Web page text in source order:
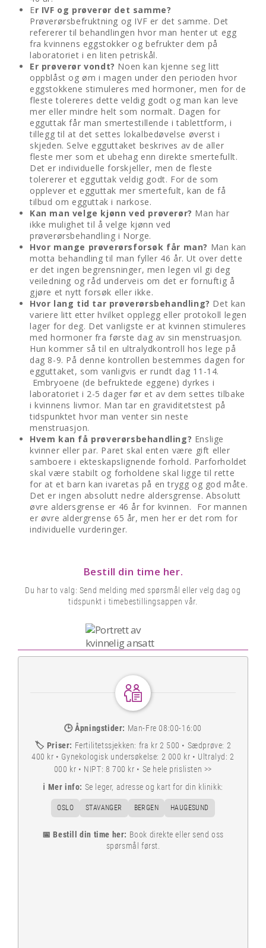
Er IVF og prøverør det samme?
Prøverørsbefruktning og IVF er det samme. Det
refererer til behandlingen hvor man henter ut egg
fra kvinnens eggstokker og befrukter dem på
laboratoriet i en liten petriskål.
Er prøverør vondt? Noen kan kjenne seg litt
oppblåst og øm i magen under den perioden hvor
eggstokkene stimuleres med hormoner, men for de
fleste tolereres dette veldig godt og man kan leve
mer eller mindre helt som normalt. Dagen for
egguttak får man smertestillende i tablettform, i
tillegg til at det settes lokalbedøvelse øverst i
skjeden. Selve egguttaket beskrives av de aller
fleste mer som et ubehag enn direkte smertefullt.
Det er individuelle forskjeller, men de fleste
tolererer et egguttak veldig godt. For de som
opplever et egguttak mer smertefult, kan de få
tilbud om egguttak i narkose.
Kan man velge kjønn ved prøverør? Man har
ikke mulighet til å velge kjønn ved
prøverørsbehandling i Norge.
Hvor mange prøverørsforsøk får man? Man kan
motta behandling til man fyller 46 år. Ut over dette
er det ingen begrensninger, men legen vil gi deg
veiledning og råd underveis om det er fornuftig å
gjøre et nytt forsøk eller ikke.
Hvor lang tid tar prøverørsbehandling? Det kan
variere litt etter hvilket opplegg eller protokoll legen
lager for deg. Det vanligste er at kvinnen stimuleres
med hormoner fra første dag av sin menstruasjon.
Hun kommer så til en ultralydkontroll hos lege på
dag 8-9. På denne kontrollen bestemmes dagen for
egguttaket, som vanligvis er rundt dag 11-14.
Embryoene (de befruktede eggene) dyrkes i
laboratoriet i 2-5 dager før et av dem settes tilbake
i kvinnens livmor. Man tar en graviditetstest på
tidspunktet hvor man venter sin neste
menstruasjon.
Hvem kan få prøverørsbehandling? Enslige
kvinner eller par. Paret skal enten være gift eller
samboere i ekteskapslignende forhold. Parforholdet
skal være stabilt og forholdene skal ligge til rette
for at et barn kan ivaretas på en trygg og god måte.
Det er ingen absolutt nedre aldersgrense. Absolutt
øvre aldersgrense er 46 år for kvinnen. For mannen
er øvre aldergrense 65 år, men her er det rom for
individuelle vurderinger.
Bestill din time her.
Du har to valg: Send melding med spørsmål eller velg dag og
tidspunkt i timebestillingsappen vår.
🕒 Åpningstider: Man-Fre 08:00-16:00
🏷️ Priser: Fertilitetssjekken: fra kr 2 500 • Sædprøve: 2
400 kr • Gynekologisk undersøkelse: 2 000 kr • Ultralyd: 2
000 kr • NIPT: 8 700 kr • Se hele prislisten >>
ℹ️ Mer info: Se leger, adresse og kart for din klinikk:
OSLO STAVANGER BERGEN HAUGESUND
📅 Bestill din time her: Book direkte eller send oss
spørsmål først.